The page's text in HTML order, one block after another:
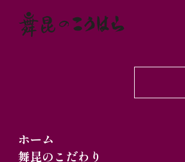
ホーム
舞昆のこだわり
メディア掲